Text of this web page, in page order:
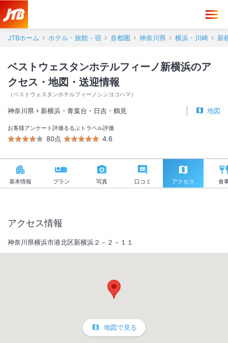
JTBホーム ホテル・旅館・宿 首都圏 神奈川県 横浜・川崎 新
ベストウェスタンホテルフィーノ新横浜のア
クセス・地図・送迎情報
（ベストウェスタンホテルフィーノシンヨコハマ ）
神奈川県 新横浜・青葉台・日吉・鶴見 地図
お客様アンケート評価
80点
るるぶトラベル評価
4.6
基本情報 プラン 写真 口コミ アクセス 食
アクセス情報
神奈川県横浜市港北区新横浜２－２－１１
地図で見る